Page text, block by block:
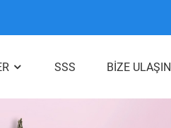
SSS BIZE ULAŞIN